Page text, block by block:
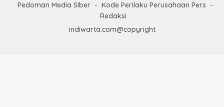
Pedoman Media SIber
Kode Perilaku Perusahaan Pers
Redaksi
indiwarta.com@copyright